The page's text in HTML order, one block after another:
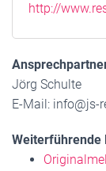
http://
Jörg Schulte
E-Mail: info@js-
Weiterführende